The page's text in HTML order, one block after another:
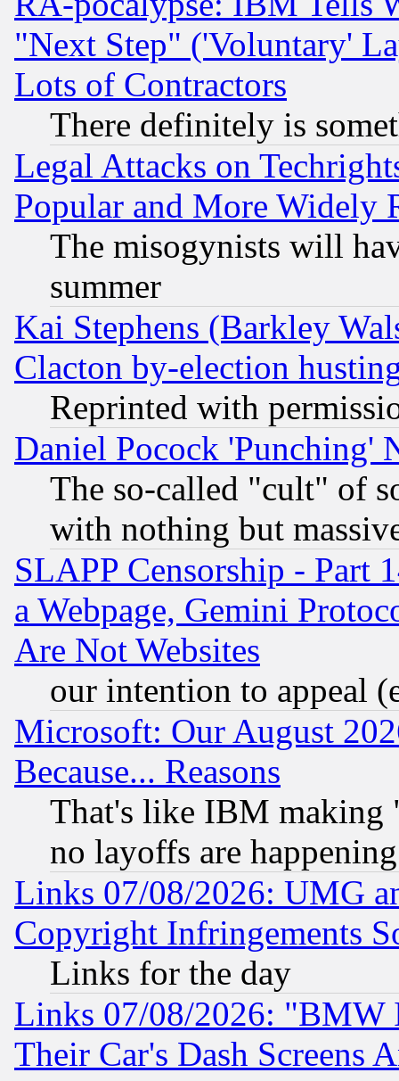
"Next Step" ('Voluntary'
Lots of Contractors
There definitely is
Legal Attacks on
Popular and More Widely
The misogynists will
summer
Kai Stephens (Barkley
Clacton by-election
Reprinted with
Daniel Pocock 'Punching'
The so-called "cult" of
with nothing but
SLAPP Censorship - Part
a Webpage, Gemini
Are Not Websites
our intention to appeal
Microsoft: Our August
Because... Reasons
That's like IBM making
no layoffs are happening
Links 07/08/2026: UMG
Copyright Infringements
Links for the day
Links 07/08/2026: "BMW
Their Car's Dash Screens